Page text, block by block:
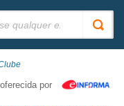
por